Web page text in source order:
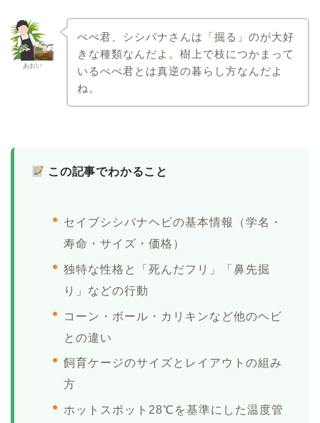
あおい
ぺぺ君、シシバナさんは「掘る」のが大好
きな種類なんだよ。樹上で枝につかまって
いるぺぺ君とは真逆の暮らし方なんだよ
ね。
この記事でわかること
セイブシシバナヘビの基本情報（学名・
寿命・サイズ・価格）
独特な性格と「死んだフリ」「鼻先掘
り」などの行動
コーン・ボール・カリキンなど他のヘビ
との違い
飼育ケージのサイズとレイアウトの組み
方
ホットスポット28℃を基準にした温度管